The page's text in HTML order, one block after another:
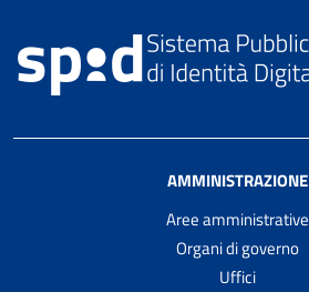
AMMINISTRAZIONE
Aree amministrative
Organi di governo
Uffici